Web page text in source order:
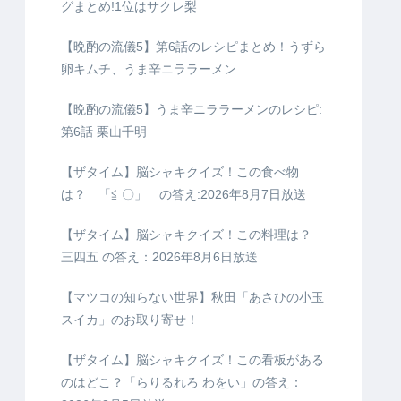
グまとめ!1位はサクレ梨
【晩酌の流儀5】第6話のレシピまとめ！うずら
卵キムチ、うま辛ニララーメン
【晩酌の流儀5】うま辛ニララーメンのレシピ:
第6話 栗山千明
【ザタイム】脳シャキクイズ！この食べ物
は？ 「≦ 〇」 の答え:2026年8月7日放送
【ザタイム】脳シャキクイズ！この料理は？
三四五 の答え：2026年8月6日放送
【マツコの知らない世界】秋田「あさひの小玉
スイカ」のお取り寄せ！
【ザタイム】脳シャキクイズ！この看板がある
のはどこ？「らりるれろ わをい」の答え：